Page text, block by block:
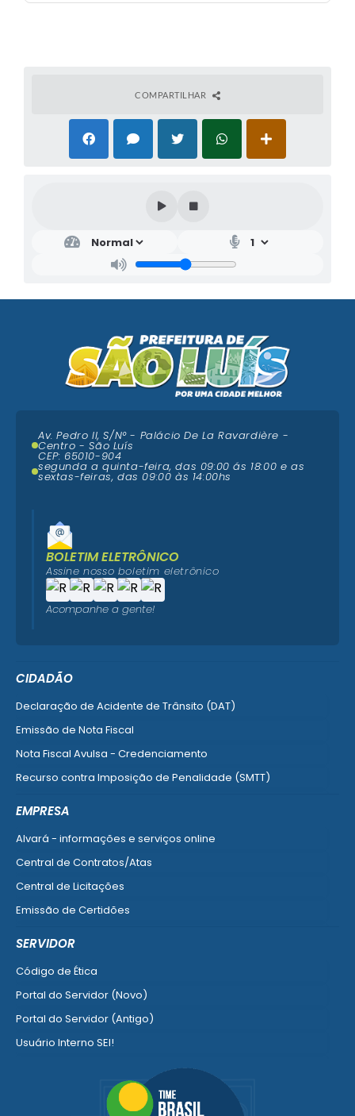
COMPARTILHAR
CIDADÃO
Declaração de Acidente de Trânsito (DAT)
Emissão de Nota Fiscal
Nota Fiscal Avulsa - Credenciamento
Recurso contra Imposição de Penalidade (SMTT)
EMPRESA
Alvará - informações e serviços online
Central de Contratos/Atas
Central de Licitações
Emissão de Certidões
SERVIDOR
Código de Ética
Portal do Servidor (Novo)
Portal do Servidor (Antigo)
Usuário Interno SEI!
Av. Pedro II, S/N° - Palácio De La Ravardière -
Centro - São Luís
CEP: 65010-904
segunda a quinta-feira, das 09:00 ás 18:00 e as
sextas-feiras, das 09:00 às 14:00hs
BOLETIM ELETRÔNICO
Assine nosso boletim eletrônico
Acompanhe a gente!